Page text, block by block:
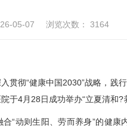
05-07 浏览次数：3164
彻“健康中国2030”战略，践
4月28日成功举办“立夏清和?
“动则生阳、劳而养身”的健